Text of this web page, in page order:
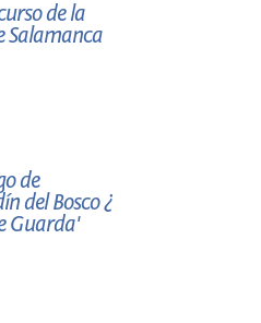
de la
Salamanca
de
del Bosco ¿
Guarda'